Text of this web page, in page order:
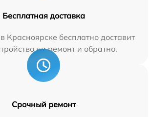
Бесплатная доставка
Красноярске бесплатно доставит
на ремонт и обратно.
Срочный ремонт